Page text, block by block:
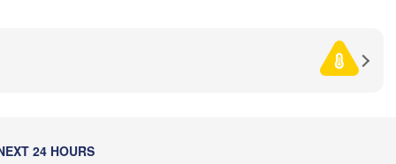
24 HOURS(Vinnytsia)